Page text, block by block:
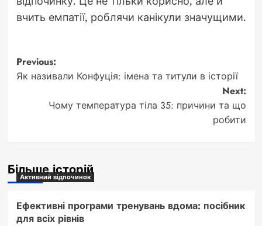
вчить емпатії, роблячи канікули значущими.
Post
navigation
Previous:
Як називали Конфуція: імена та титули в історії
Next:
Чому температура тіла 35: причини та що
робити
Більше історій
Активний відпочинок
Ефективні програми тренувань вдома: посібник
для всіх рівнів